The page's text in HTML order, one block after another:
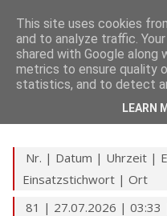
Alle
Nr. | Datum | Uhrzeit |
Einsatzstichwort | Ort
81 | 27.07.2026 | 03:33
This site uses cookies
and to analyze traffic.
shared with Google along
metrics to ensure quality
statistics, and to detect
LEARN